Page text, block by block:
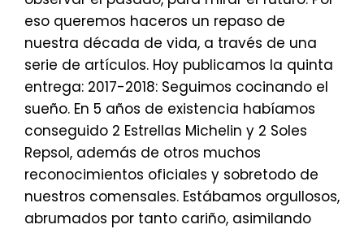
eso queremos haceros un repaso de
nuestra década de vida, a través de una
serie de artículos. Hoy publicamos la quinta
entrega: 2017-2018: Seguimos cocinando el
sueño. En 5 años de existencia habíamos
conseguido 2 Estrellas Michelin y 2 Soles
Repsol, además de otros muchos
reconocimientos oficiales y sobretodo de
nuestros comensales. Estábamos orgullosos,
abrumados por tanto cariño, asimilando